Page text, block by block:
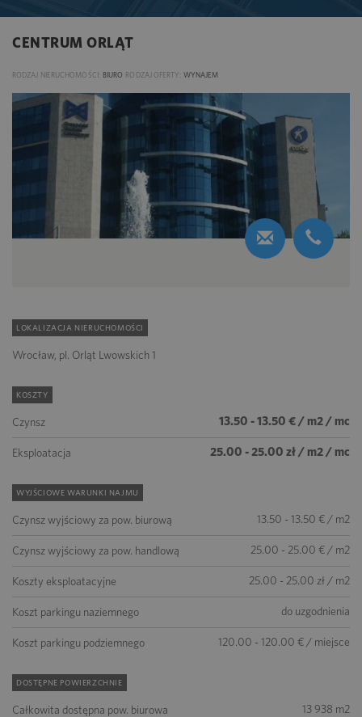
CENTRUM ORLĄT
RODZAJ NIERUCHOMOŚCI: BIURO RODZAJ OFERTY: WYNAJEM
LOKALIZACJA NIERUCHOMOŚCI
Wrocław, pl. Orląt Lwowskich 1
KOSZTY
Czynsz 13.50 - 13.50 € / m2 / mc
Eksploatacja 25.00 - 25.00 zł / m2 / mc
WYJŚCIOWE WARUNKI NAJMU
Czynsz wyjściowy za pow. biurową 13.50 - 13.50 € / m2
Czynsz wyjściowy za pow. handlową 25.00 - 25.00 € / m2
Koszty eksploatacyjne 25.00 - 25.00 zł / m2
Koszt parkingu naziemnego do uzgodnienia
Koszt parkingu podziemnego 120.00 - 120.00 € / miejsce
DOSTĘPNE POWIERZCHNIE
Całkowita dostępna pow. biurowa 13 938 m2